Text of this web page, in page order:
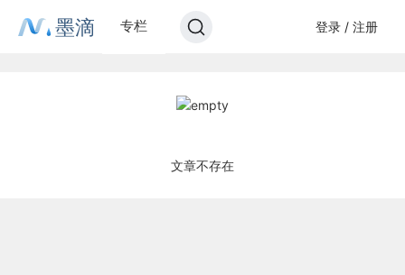
墨滴 专栏 登录 / 注册
文章不存在